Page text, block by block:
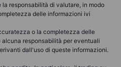
responsabilità di valutare, in modo
delle informazioni ivi
o la completezza delle
responsabilità per eventuali
dall'uso di queste informazioni.